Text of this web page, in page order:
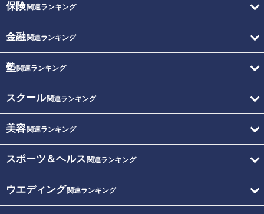
保険関連ランキング
金融関連ランキング
塾関連ランキング
スクール関連ランキング
美容関連ランキング
スポーツ＆ヘルス 関連ランキング
ウエディング関連ランキング